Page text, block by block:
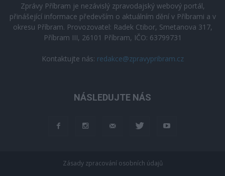
Zprávy Příbram je nezávislý zpravodajský webový portál,
přinášející informace především o aktuálním dění v Příbrami a v
okresu Příbram. Provozovatel: Radek Ctibor, Smetanova 317,
Příbram III, 26101 Příbram, IČO: 63799731
Kontaktujte nás: redakce@zpravypribram.cz
NÁSLEDUJTE NÁS
Zásady zpracování osobních údajů